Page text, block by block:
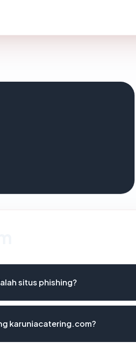
situs phishing?
karuniacatering.com?